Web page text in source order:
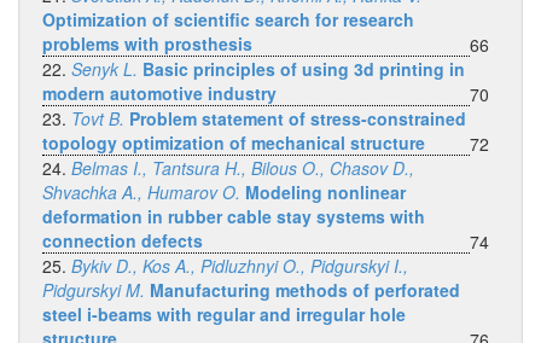
Optimization of scientific search for research
problems with prosthesis
66
22. Senyk L. Basic principles of using 3d printing in
modern automotive industry
70
23. Tovt B. Problem statement of stress-constrained
topology optimization of mechanical structure
72
24. Belmas I., Tantsura H., Bilous O., Chasov D.,
Shvachka A., Humarov O. Modeling nonlinear
deformation in rubber cable stay systems with
connection defects
74
25. Bykiv D., Kos A., Pidluzhnyi O., Pidgurskyi I.,
Pidgurskyi M. Manufacturing methods of perforated
steel i-beams with regular and irregular hole